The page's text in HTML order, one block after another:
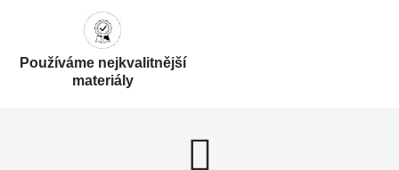
Používáme nejkvalitnější
materiály